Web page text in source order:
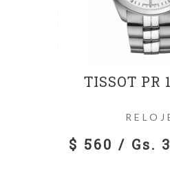
TISSOT PR
$ 560 / Gs.